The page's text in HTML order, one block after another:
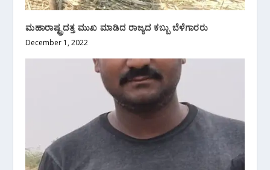
ಮಹಾರಾಷ್ಟ್ರದತ್ತ ಮುಖ ಮಾಡಿದ ರಾಜ್ಯದ ಕಬ್ಬು ಬೆಳೆಗಾರರು
December 1, 2022